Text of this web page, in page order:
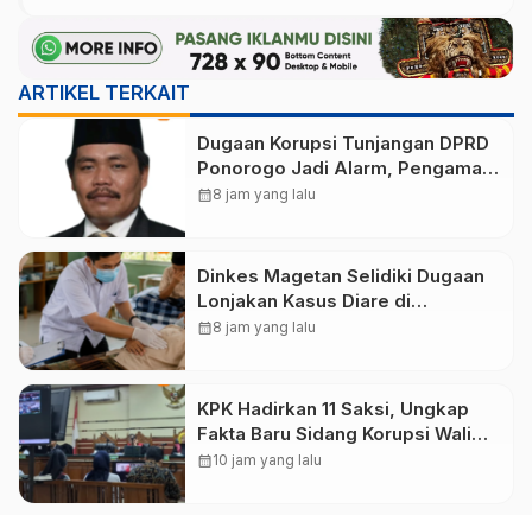
ARTIKEL TERKAIT
Dugaan Korupsi Tunjangan DPRD
Ponorogo Jadi Alarm, Pengamat
Minta Magetan Perkuat Tata
calendar_month8 jam yang lalu
Dinkes Magetan Selidiki Dugaan
Lonjakan Kasus Diare di
Lembeyan, Lakukan Penyelidikan
calendar_month8 jam yang lalu
KPK Hadirkan 11 Saksi, Ungkap
Fakta Baru Sidang Korupsi Wali
Kota Madiun Nonaktif Maidi
calendar_month10 jam yang lalu